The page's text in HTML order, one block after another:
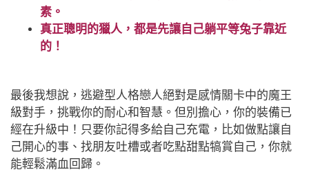
素。
真正聰明的獵人，都是先讓自己躺平等兔子靠近
的！
最後我想說，逃避型人格戀人絕對是感情關卡中的魔王
級對手，挑戰你的耐心和智慧。但別擔心，你的裝備已
經在升級中！只要你記得多給自己充電，比如做點讓自
己開心的事、找朋友吐槽或者吃點甜點犒賞自己，你就
能輕鬆滿血回歸。